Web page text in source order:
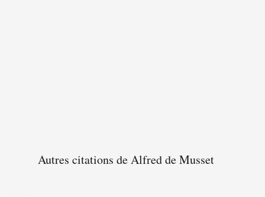
Autres citations de Alfred de Musset